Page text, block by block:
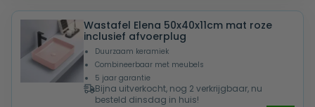
was:
€ 249,00.
is:
€ 149,00.
Wastafel Elena 50x40x11cm mat roze
inclusief afvoerplug
Duurzaam keramiek
Combineerbaar met meubels
5 jaar garantie
Bijna uitverkocht, nog 2 verkrijgbaar, nu
besteld dinsdag in huis!